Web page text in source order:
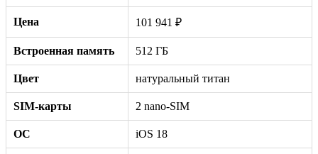
Цена 101 941 ₽
Встроенная память 512 ГБ
Цвет натуральный титан
SIM-карты 2 nano-SIM
ОС iOS 18